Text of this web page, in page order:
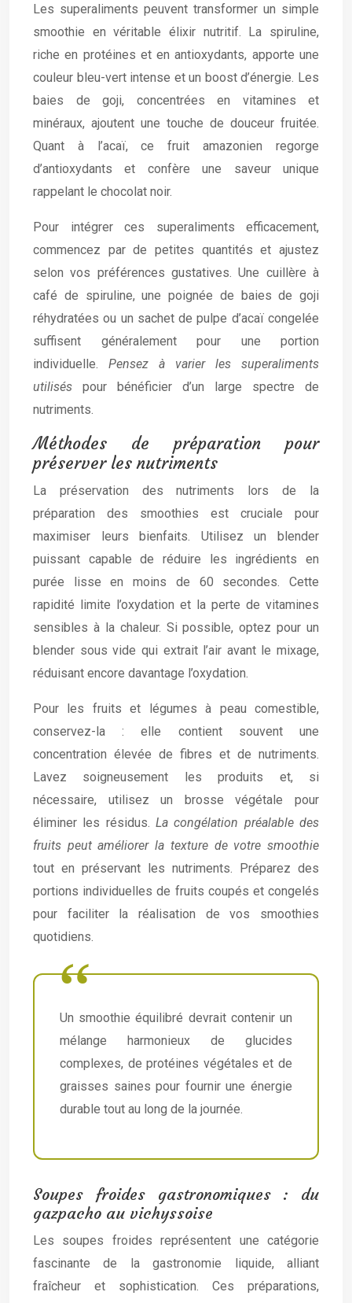
Les superaliments peuvent transformer un simple
smoothie en véritable élixir nutritif. La spiruline,
riche en protéines et en antioxydants, apporte une
couleur bleu-vert intense et un boost d’énergie. Les
baies de goji, concentrées en vitamines et
minéraux, ajoutent une touche de douceur fruitée.
Quant à l’acaï, ce fruit amazonien regorge
d’antioxydants et confère une saveur unique
rappelant le chocolat noir.
Pour intégrer ces superaliments efficacement,
commencez par de petites quantités et ajustez
selon vos préférences gustatives. Une cuillère à
café de spiruline, une poignée de baies de goji
réhydratées ou un sachet de pulpe d’acaï congelée
suffisent généralement pour une portion
individuelle. Pensez à varier les superaliments
utilisés pour bénéficier d’un large spectre de
nutriments.
Méthodes de préparation pour
préserver les nutriments
La préservation des nutriments lors de la
préparation des smoothies est cruciale pour
maximiser leurs bienfaits. Utilisez un blender
puissant capable de réduire les ingrédients en
purée lisse en moins de 60 secondes. Cette
rapidité limite l’oxydation et la perte de vitamines
sensibles à la chaleur. Si possible, optez pour un
blender sous vide qui extrait l’air avant le mixage,
réduisant encore davantage l’oxydation.
Pour les fruits et légumes à peau comestible,
conservez-la : elle contient souvent une
concentration élevée de fibres et de nutriments.
Lavez soigneusement les produits et, si
nécessaire, utilisez un brosse végétale pour
éliminer les résidus. La congélation préalable des
fruits peut améliorer la texture de votre smoothie
tout en préservant les nutriments. Préparez des
portions individuelles de fruits coupés et congelés
pour faciliter la réalisation de vos smoothies
quotidiens.
Un smoothie équilibré devrait contenir un
mélange harmonieux de glucides
complexes, de protéines végétales et de
graisses saines pour fournir une énergie
durable tout au long de la journée.
Soupes froides gastronomiques : du
gazpacho au vichyssoise
Les soupes froides représentent une catégorie
fascinante de la gastronomie liquide, alliant
fraîcheur et sophistication. Ces préparations,